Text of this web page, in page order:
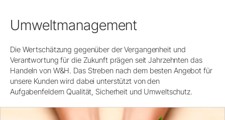
Umweltmanagement
Die Wertschätzung gegenüber der Vergangenheit und
Verantwortung für die Zukunft prägen seit Jahrzehnten das
Handeln von W&H. Das Streben nach dem besten Angebot für
unsere Kunden wird dabei unterstützt von den
Aufgabenfeldern Qualität, Sicherheit und Umweltschutz.